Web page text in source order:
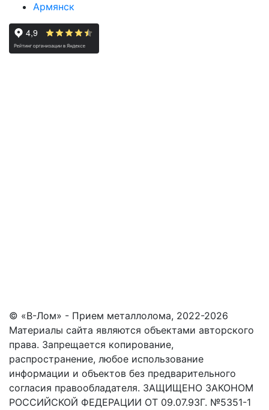
Армянск
© «В-Лом» - Прием металлолома, 2022-2026
Материалы сайта являются объектами авторского
права. Запрещается копирование,
распространение, любое использование
информации и объектов без предварительного
согласия правообладателя. ЗАЩИЩЕНО ЗАКОНОМ
РОССИЙСКОЙ ФЕДЕРАЦИИ ОТ 09.07.93Г. №5351-1